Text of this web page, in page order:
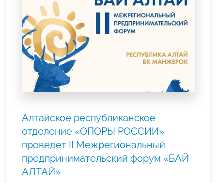
Алтайское республиканское
отделение «ОПОРЫ РОССИИ»
проведет II Межрегиональный
предпринимательский форум «БАЙ
АЛТАЙ»